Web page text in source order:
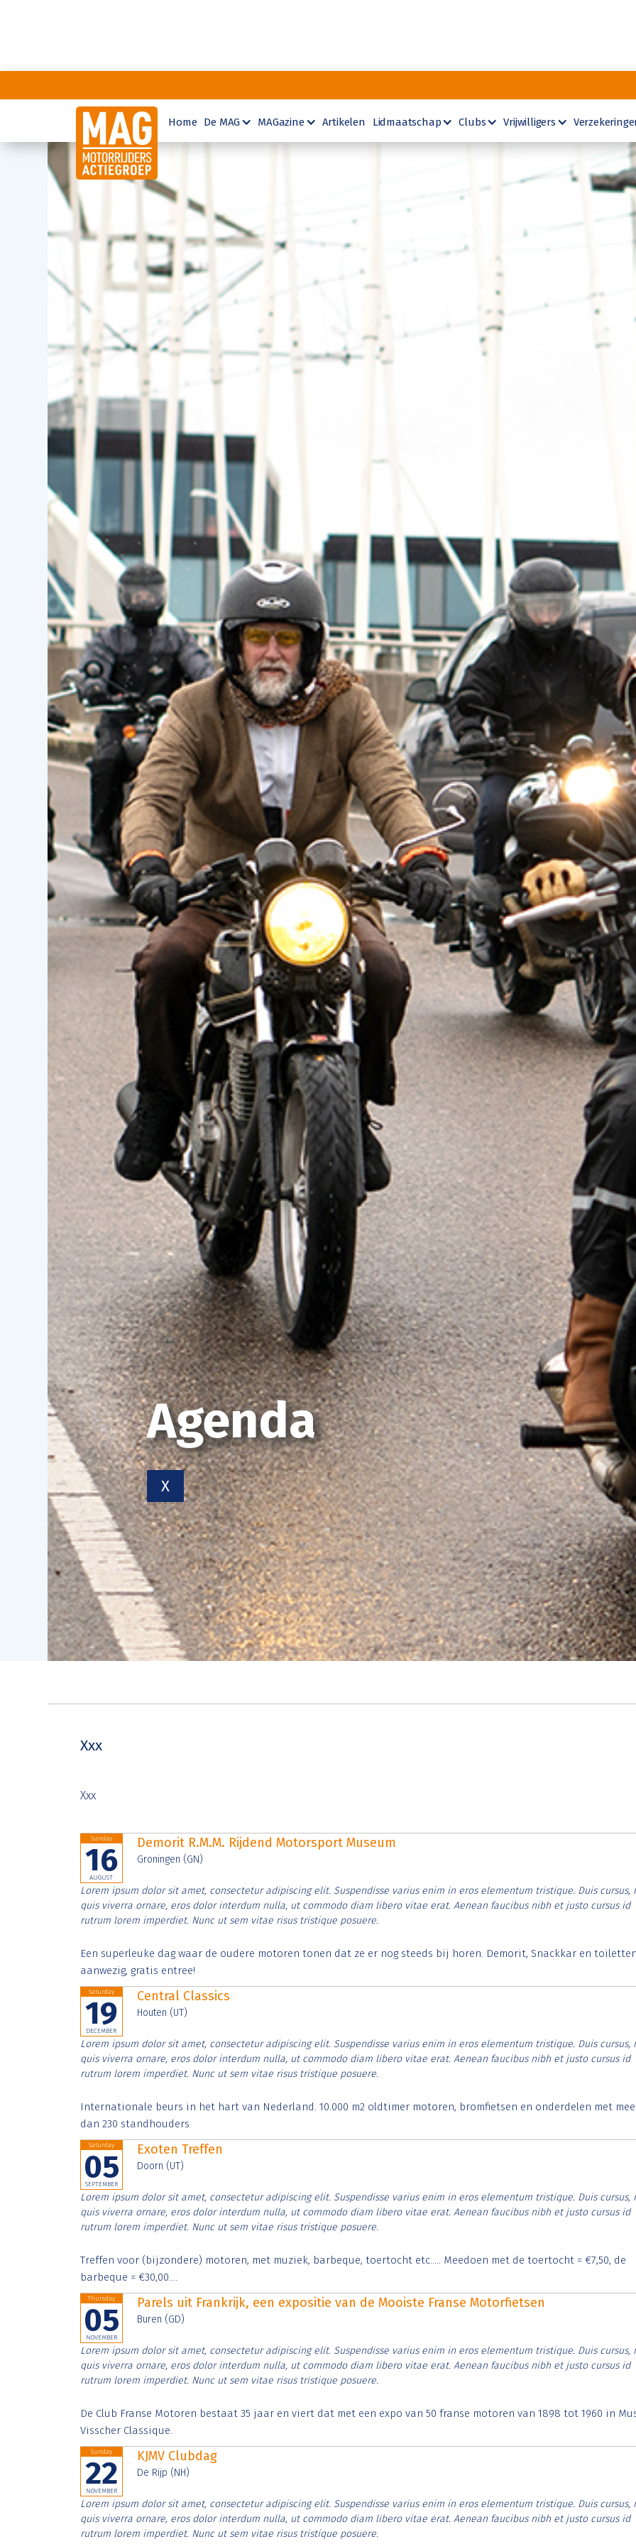
Home De MAG MAGazine Artikelen Lidmaatschap Clubs Vrijwilligers
Agenda
X
Xxx
Xxx
Sunday
16
AUGUST
Demorit R.M.M. Rijdend Motorsport Museum
Groningen (GN)
Lorem ipsum dolor sit amet, consectetur adipiscing elit. Suspendisse varius enim in eros elementum tristique. Duis cursus,
quis viverra ornare, eros dolor interdum nulla, ut commodo diam libero vitae erat. Aenean faucibus nibh et justo cursus id
rutrum lorem imperdiet. Nunc ut sem vitae risus tristique posuere.
Een superleuke dag waar de oudere motoren tonen dat ze er nog steeds bij horen. Demorit, Snackkar en
aanwezig, gratis entree!
Saturday
19
DECEMBER
Central Classics
Houten (UT)
Lorem ipsum dolor sit amet, consectetur adipiscing elit. Suspendisse varius enim in eros elementum tristique. Duis cursus,
quis viverra ornare, eros dolor interdum nulla, ut commodo diam libero vitae erat. Aenean faucibus nibh et justo cursus id
rutrum lorem imperdiet. Nunc ut sem vitae risus tristique posuere.
Internationale beurs in het hart van Nederland. 10.000 m2 oldtimer motoren, bromfietsen en onderdelen met
dan 230 standhouders
Saturday
05
SEPTEMBER
Exoten Treffen
Doorn (UT)
Lorem ipsum dolor sit amet, consectetur adipiscing elit. Suspendisse varius enim in eros elementum tristique. Duis cursus,
quis viverra ornare, eros dolor interdum nulla, ut commodo diam libero vitae erat. Aenean faucibus nibh et justo cursus id
rutrum lorem imperdiet. Nunc ut sem vitae risus tristique posuere.
Treffen voor (bijzondere) motoren, met muziek, barbeque, toertocht etc..... Meedoen met de toertocht = €7,50, de
barbeque = €30,00....
Thursday
05
NOVEMBER
Parels uit Frankrijk, een expositie van de Mooiste Franse Motorfietsen
Buren (GD)
Lorem ipsum dolor sit amet, consectetur adipiscing elit. Suspendisse varius enim in eros elementum tristique. Duis cursus,
quis viverra ornare, eros dolor interdum nulla, ut commodo diam libero vitae erat. Aenean faucibus nibh et justo cursus id
rutrum lorem imperdiet. Nunc ut sem vitae risus tristique posuere.
De Club Franse Motoren bestaat 35 jaar en viert dat met een expo van 50 franse motoren van 1898 tot 1960 in
Visscher Classique.
Sunday
22
NOVEMBER
KJMV Clubdag
De Rijp (NH)
Lorem ipsum dolor sit amet, consectetur adipiscing elit. Suspendisse varius enim in eros elementum tristique. Duis cursus,
quis viverra ornare, eros dolor interdum nulla, ut commodo diam libero vitae erat. Aenean faucibus nibh et justo cursus id
rutrum lorem imperdiet. Nunc ut sem vitae risus tristique posuere.